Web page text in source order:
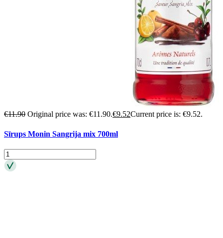
€11.90 Original price was: €11.90.€9.52Current price is: €9.52.
Sīrups Monin Sangrija mix 700ml